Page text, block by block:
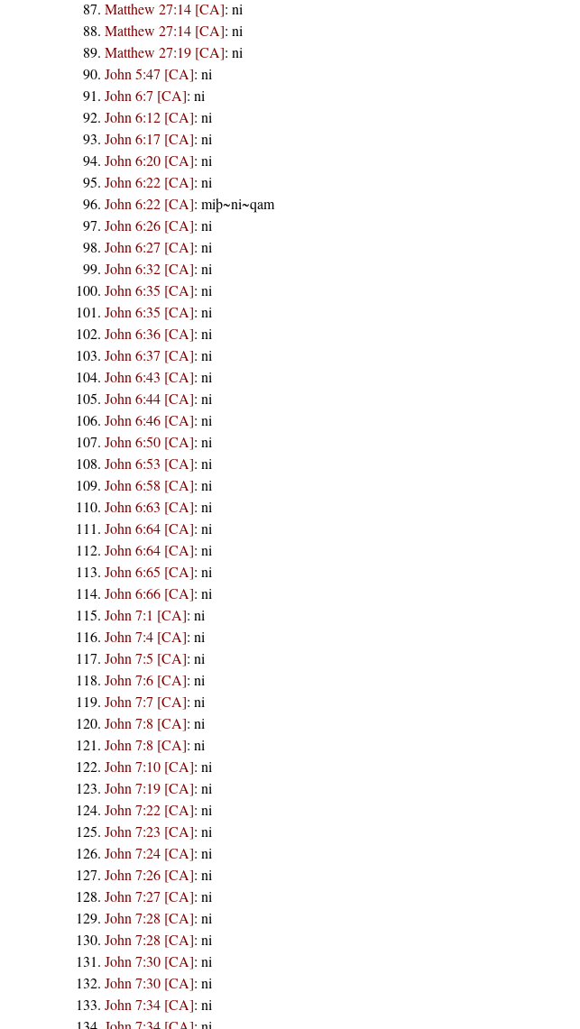
Matthew 27:14 [CA]: ni
Matthew 27:14 [CA]: ni
Matthew 27:19 [CA]: ni
John 5:47 [CA]: ni
John 6:7 [CA]: ni
John 6:12 [CA]: ni
John 6:17 [CA]: ni
John 6:20 [CA]: ni
John 6:22 [CA]: ni
John 6:22 [CA]: miþ~ni~qam
John 6:26 [CA]: ni
John 6:27 [CA]: ni
John 6:32 [CA]: ni
John 6:35 [CA]: ni
John 6:35 [CA]: ni
John 6:36 [CA]: ni
John 6:37 [CA]: ni
John 6:43 [CA]: ni
John 6:44 [CA]: ni
John 6:46 [CA]: ni
John 6:50 [CA]: ni
John 6:53 [CA]: ni
John 6:58 [CA]: ni
John 6:63 [CA]: ni
John 6:64 [CA]: ni
John 6:64 [CA]: ni
John 6:65 [CA]: ni
John 6:66 [CA]: ni
John 7:1 [CA]: ni
John 7:4 [CA]: ni
John 7:5 [CA]: ni
John 7:6 [CA]: ni
John 7:7 [CA]: ni
John 7:8 [CA]: ni
John 7:8 [CA]: ni
John 7:10 [CA]: ni
John 7:19 [CA]: ni
John 7:22 [CA]: ni
John 7:23 [CA]: ni
John 7:24 [CA]: ni
John 7:26 [CA]: ni
John 7:27 [CA]: ni
John 7:28 [CA]: ni
John 7:28 [CA]: ni
John 7:30 [CA]: ni
John 7:30 [CA]: ni
John 7:34 [CA]: ni